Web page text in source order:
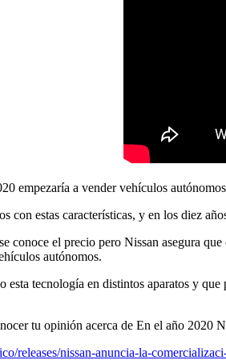
empezaría a vender vehículos
con estas características, y en los diez
conoce el precio pero Nissan asegura
autónomos.
tecnología en distintos aparatos y
tu opinión acerca de En el año 2020
releases/nissan-anuncia-la-